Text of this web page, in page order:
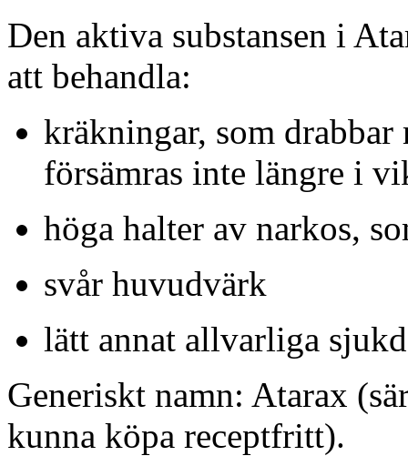
Den aktiva substansen i
att behandla:
kräkningar, som drabbar
försämras inte längre i
höga halter av narkos,
svår huvudvärk
lätt annat allvarliga
Generiskt namn: Atarax
kunna köpa receptfritt).